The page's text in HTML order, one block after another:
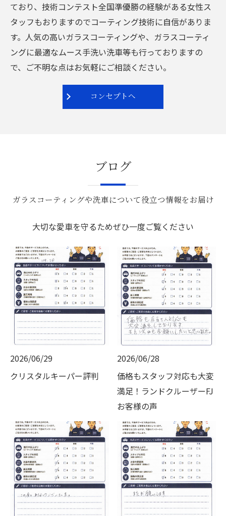
ており、技術コンテスト全国準優勝の経験がある女性ス
タッフもおりますのでコーティング技術に自信がありま
す。人気の高いガラスコーティングや、ガラスコーティ
ングに最適なムース手洗い洗車等も行っておりますの
で、ご不明な点はお気軽にご相談ください。
コンセプトへ
ブログ
ガラスコーティングや洗車について役立つ情報をお届け
大切な愛車を守るためぜひ一度ご覧ください
2026/06/29
クリスタルキーパー評判
2026/06/28
価格もスタッフ対応も大変
満足！ランドクルーザーFJ
お客様の声